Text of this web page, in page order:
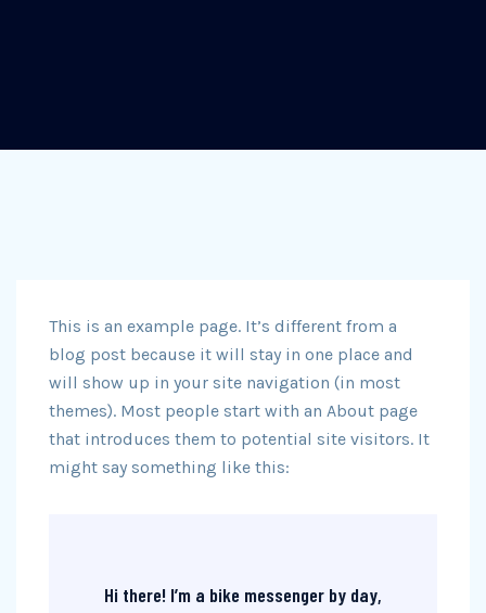
This is an example page. It’s different from a
blog post because it will stay in one place and
will show up in your site navigation (in most
themes). Most people start with an About page
that introduces them to potential site visitors. It
might say something like this:
Hi there! I’m a bike messenger by day,